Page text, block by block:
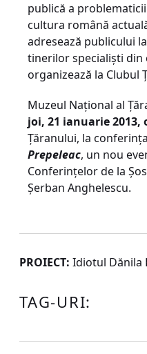
publică a
cultura română
adresează publicului
tinerilor specialişti din
organizează la Clubul
Muzeul Naţional al
joi, 21 ianuarie 2013,
Ţăranului, la
Prepeleac, un nou
Conferinţelor de la
Şerban Anghelescu.
PROIECT: Idiotul Dănila
TAG-URI: